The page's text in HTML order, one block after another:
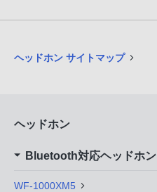
ヘッドホン サイトマップ
ヘッドホン
Bluetooth対応ヘッドホン
WF-1000XM5